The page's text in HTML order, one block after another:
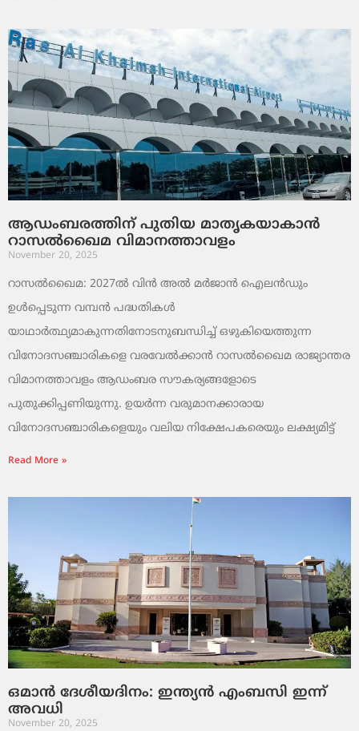
ആഡംബരത്തിന് പുതിയ മാതൃകയാകാൻ
റാസൽഖൈമ വിമാനത്താവളം
November 20, 2025
റാസൽഖൈമ: 2027ൽ വിൻ അൽ മർജാൻ ഐലൻഡും
ഉൾപ്പെടുന്ന വമ്പൻ പദ്ധതികൾ
യാഥാർത്ഥ്യമാകുന്നതിനോടനുബന്ധിച്ച് ഒഴുകിയെത്തുന്ന
വിനോദസഞ്ചാരികളെ വരവേൽക്കാൻ റാസൽഖൈമ രാജ്യാന്തര
വിമാനത്താവളം ആഡംബര സൗകര്യങ്ങളോടെ
പുതുക്കിപ്പണിയുന്നു. ഉയർന്ന വരുമാനക്കാരായ
വിനോദസഞ്ചാരികളെയും വലിയ നിക്ഷേപകരെയും ലക്ഷ്യമിട്ട്
Read More »
ഒമാൻ ദേശീയദിനം: ഇന്ത്യൻ എംബസി ഇന്ന്
അവധി
November 20, 2025